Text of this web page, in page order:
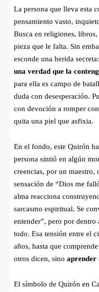
La persona que lleva esta
pensamiento vasto,
Busca en religiones,
pieza que le falta. Sin
esconde una herida secreta:
una verdad que la
para ella es campo de
duda con desesperación.
con devoción a romper
quita una piel que asfixia.
En el fondo, este Quirón
persona sintió en algún
creencias, por un
sensación de “Dios me
alma reacciona
sarcasmo espiritual. Se
entender”, pero por dentro
todo. Esa tensión entre el
años, hasta que
otros dicen, sino aprender
El símbolo de Quirón en